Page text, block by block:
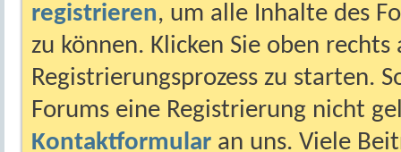
registrieren, um alle Inhalte des
zu können. Klicken Sie oben
Registrierungsprozess zu starten.
Forums eine Registrierung nicht
Kontaktformular an uns. Viele